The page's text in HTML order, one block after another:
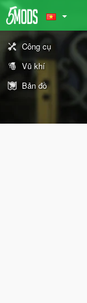
Công cụ
Vũ khí
Bản đồ